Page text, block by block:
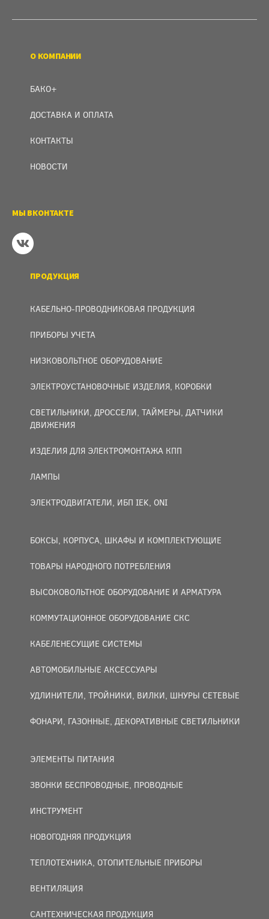
О КОМПАНИИ
БАКО+
ДОСТАВКА И ОПЛАТА
КОНТАКТЫ
НОВОСТИ
МЫ ВКОНТАКТЕ
ПРОДУКЦИЯ
КАБЕЛЬНО-ПРОВОДНИКОВАЯ ПРОДУКЦИЯ
ПРИБОРЫ УЧЕТА
НИЗКОВОЛЬТНОЕ ОБОРУДОВАНИЕ
ЭЛЕКТРОУСТАНОВОЧНЫЕ ИЗДЕЛИЯ, КОРОБКИ
СВЕТИЛЬНИКИ, ДРОССЕЛИ, ТАЙМЕРЫ, ДАТЧИКИ
ДВИЖЕНИЯ
ИЗДЕЛИЯ ДЛЯ ЭЛЕКТРОМОНТАЖА КПП
ЛАМПЫ
ЭЛЕКТРОДВИГАТЕЛИ, ИБП IEK, ONI
БОКСЫ, КОРПУСА, ШКАФЫ И КОМПЛЕКТУЮЩИЕ
ТОВАРЫ НАРОДНОГО ПОТРЕБЛЕНИЯ
ВЫСОКОВОЛЬТНОЕ ОБОРУДОВАНИЕ И АРМАТУРА
КОММУТАЦИОННОЕ ОБОРУДОВАНИЕ СКС
КАБЕЛЕНЕСУЩИЕ СИСТЕМЫ
АВТОМОБИЛЬНЫЕ АКСЕССУАРЫ
УДЛИНИТЕЛИ, ТРОЙНИКИ, ВИЛКИ, ШНУРЫ СЕТЕВЫЕ
ФОНАРИ, ГАЗОННЫЕ, ДЕКОРАТИВНЫЕ СВЕТИЛЬНИКИ
ЭЛЕМЕНТЫ ПИТАНИЯ
ЗВОНКИ БЕСПРОВОДНЫЕ, ПРОВОДНЫЕ
ИНСТРУМЕНТ
НОВОГОДНЯЯ ПРОДУКЦИЯ
ТЕПЛОТЕХНИКА, ОТОПИТЕЛЬНЫЕ ПРИБОРЫ
ВЕНТИЛЯЦИЯ
САНТЕХНИЧЕСКАЯ ПРОДУКЦИЯ